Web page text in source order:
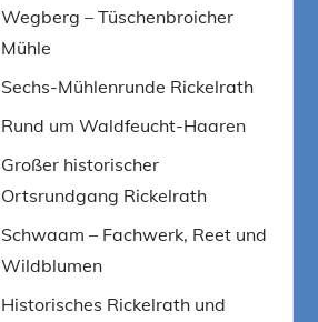
Wegberg – Tüschenbroicher
Mühle
Sechs-Mühlenrunde Rickelrath
Rund um Waldfeucht-Haaren
Großer historischer
Ortsrundgang Rickelrath
Schwaam – Fachwerk, Reet und
Wildblumen
Historisches Rickelrath und